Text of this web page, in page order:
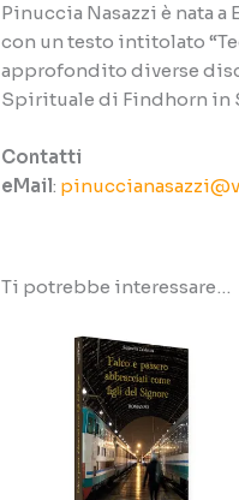
Pinuccia Nasazzi è nata
con un testo intitolato
approfondito diverse
Spirituale di Findhorn in
Contatti
eMail:
Ti potrebbe interessare…